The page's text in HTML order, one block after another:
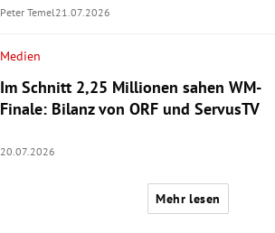
Peter Temel 21.07.2026
Medien
Im Schnitt 2,25 Millionen sahen WM-
Finale: Bilanz von ORF und ServusTV
20.07.2026
Mehr lesen